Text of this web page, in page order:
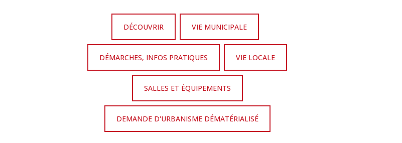
DÉCOUVRIR VIE MUNICIPALE
DÉMARCHES, INFOS PRATIQUES VIE LOCALE
SALLES ET ÉQUIPEMENTS
DEMANDE D'URBANISME DÉMATÉRIALISÉ